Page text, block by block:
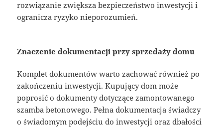
rozwiązanie zwiększa bezpieczeństwo inwestycji i
ogranicza ryzyko nieporozumień.
Znaczenie dokumentacji przy sprzedaży domu
Komplet dokumentów warto zachować również po
zakończeniu inwestycji. Kupujący dom może
poprosić o dokumenty dotyczące zamontowanego
szamba betonowego. Pełna dokumentacja świadczy
o świadomym podejściu do inwestycji oraz dbałości